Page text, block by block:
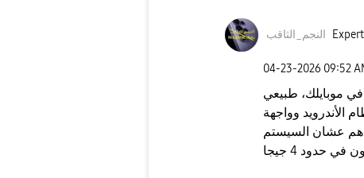
النجم_الثاقب
‎04-23-2026 09:52
بخصوص الـ 6 جيجا رام في موبايلك، طبيعي
الأندرويد وواجهة
1.5 لـ 2 جيجا لوحدهم عشان السيستم